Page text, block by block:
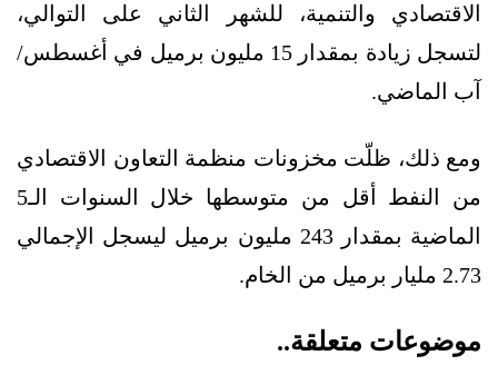
الاقتصادي والتنمية، للشهر الثاني على التوالي،
لتسجل زيادة بمقدار 15 مليون برميل في أغسطس/
آب الماضي.
ومع ذلك، ظلّت مخزونات منظمة التعاون الاقتصادي
من النفط أقل من متوسطها خلال السنوات الـ5
الماضية بمقدار 243 مليون برميل ليسجل الإجمالي
2.73 مليار برميل من الخام.
موضوعات متعلقة..